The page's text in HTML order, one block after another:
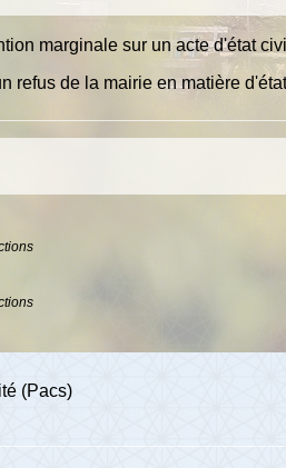
marginale sur un acte d'état
refus de la mairie en matière
(Pacs)